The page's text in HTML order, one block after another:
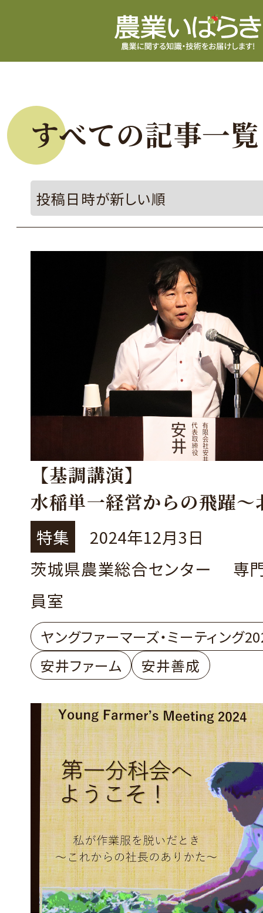
すべての記事一覧
【基調講演】
水稲単一経営からの飛躍～
の水田複合経営体ができ
石川県 有限会社 安井フ
取締役 安井 善成さん
特集
2024年12月3日
茨城県農業総合センター 専
員室
ヤングファーマーズ・ミーティング
安井ファーム
安井善成